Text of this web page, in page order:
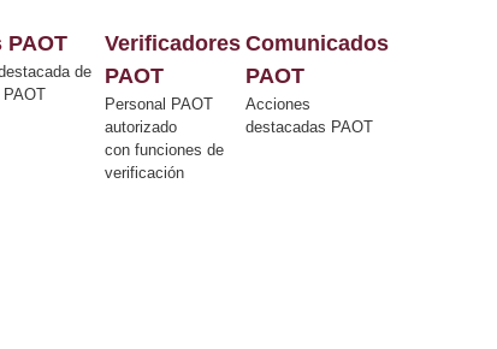
PAOT
de
Verificadores
PAOT
Personal PAOT
autorizado
con funciones de
verificación
Comunicados
PAOT
Acciones
destacadas PAOT